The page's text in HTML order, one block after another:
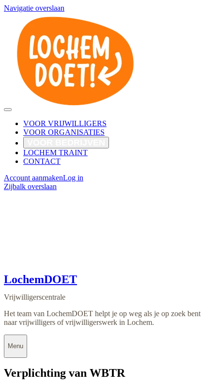
Navigatie overslaan
VOOR VRIJWILLIGERS
VOOR ORGANISATIES
LOCHEM TRAINT
CONTACT
Account aanmakenLog in
Zijbalk overslaan
LochemDOET
Vrijwilligerscentrale
Het team van LochemDOET helpt je op weg als je op zoek bent
naar vrijwilligers of vrijwilligerswerk in Lochem.
Menu
Verplichting van WBTR